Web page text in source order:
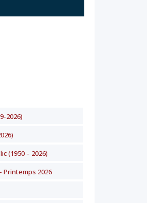
2026)
(1950 – 2026)
Printemps 2026